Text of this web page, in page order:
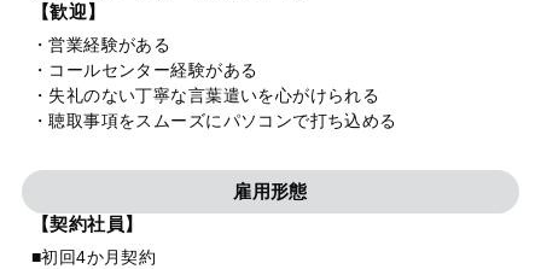
【歓迎】
・営業経験がある
・コールセンター経験がある
・失礼のない丁寧な言葉遣いを心がけられる
・聴取事項をスムーズにパソコンで打ち込める
雇用形態
【契約社員】
■初回4か月契約